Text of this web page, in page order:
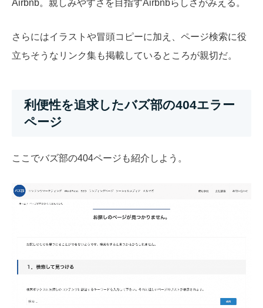
Airbnb。 親しみやすさを目指すAirbnbらしさがみえる。
さらにはイラストや冒頭コピーに加え、ページ検索に役
立ちそうなリンク集も掲載しているところが親切だ。
利便性を追求したバズ部の404エラー
ページ
ここでバズ部の404ページも紹介しよう。